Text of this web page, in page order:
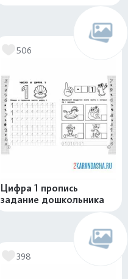
506
Цифра 1 пропись
задание дошкольника
398